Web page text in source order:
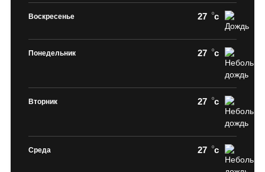
Воскресенье 27 c
Понедельник 27 c
Вторник 27 c
Среда 27 c